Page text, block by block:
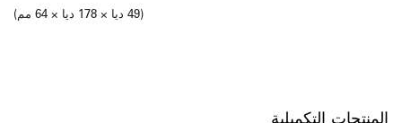
(49 ديا × 178 ديا × 64 مم)
المنتجات التكميلية